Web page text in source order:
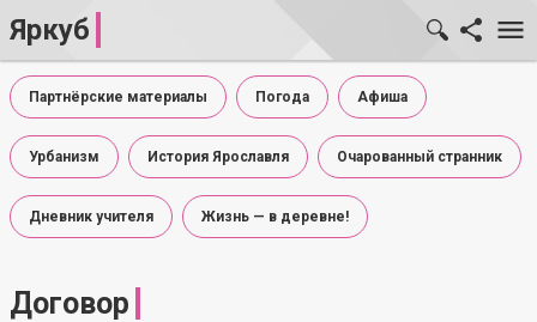
Яркуб
Партнёрские материалы Погода Афиша
Урбанизм История Ярославля Очарованный странник
Дневник учителя Жизнь — в деревне!
Договор